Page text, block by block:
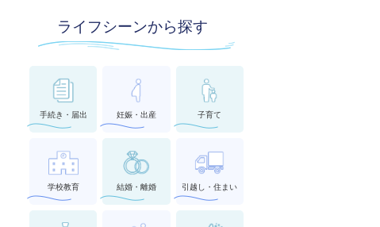
ライフシーンから探す
手続き・届出 妊娠・出産 子育て
学校教育 結婚・離婚 引越し・住まい